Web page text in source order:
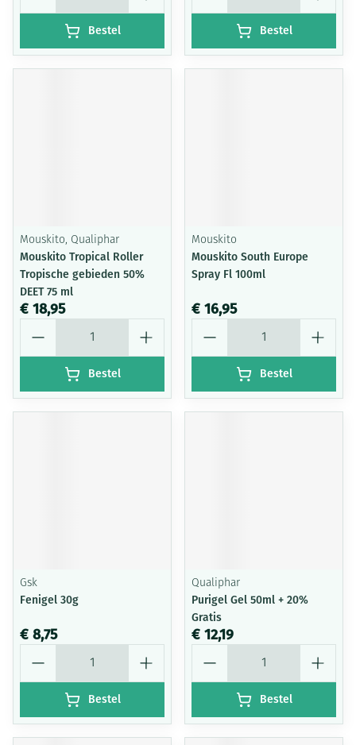
Bestel Bestel
Mouskito, Qualiphar
Mouskito Tropical Roller
Tropische gebieden 50%
DEET 75 ml
€ 18,95
Bestel
Mouskito
Mouskito South Europe
Spray Fl 100ml
€ 16,95
Bestel
Gsk
Fenigel 30g
€ 8,75
Bestel
Qualiphar
Purigel Gel 50ml + 20%
Gratis
€ 12,19
Bestel